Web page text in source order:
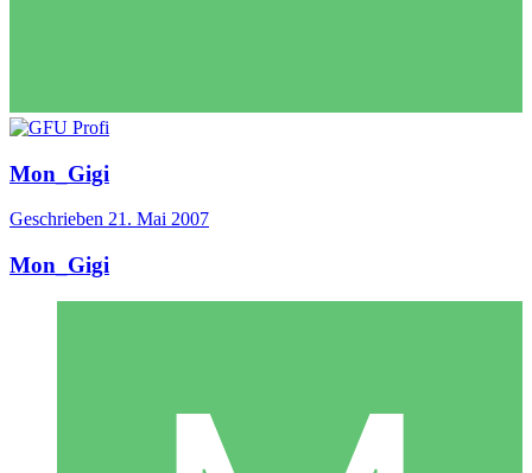
Mon_Gigi
Geschrieben 21. Mai 2007
Mon_Gigi